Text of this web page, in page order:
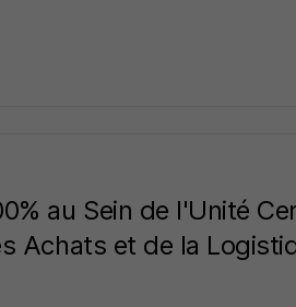
au Sein de l'Unité
Achats et de la